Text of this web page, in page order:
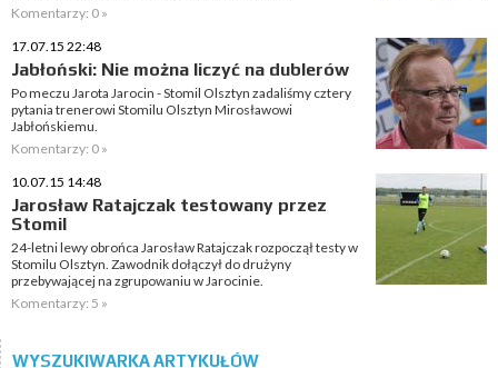
Komentarzy: 0 »
17.07.15 22:48
Jabłoński: Nie można liczyć na dublerów
Po meczu Jarota Jarocin - Stomil Olsztyn zadaliśmy cztery
pytania trenerowi Stomilu Olsztyn Mirosławowi
Jabłońskiemu.
Komentarzy: 0 »
10.07.15 14:48
Jarosław Ratajczak testowany przez
Stomil
24-letni lewy obrońca Jarosław Ratajczak rozpoczął testy w
Stomilu Olsztyn. Zawodnik dołączył do drużyny
przebywającej na zgrupowaniu w Jarocinie.
Komentarzy: 5 »
WYSZUKIWARKA ARTYKUŁÓW